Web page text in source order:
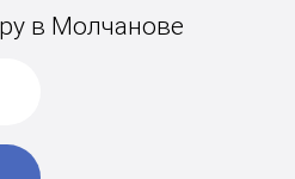
в Молчанове